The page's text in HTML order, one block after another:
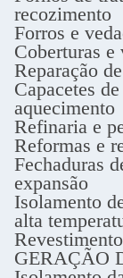
recozimento
Forros e
Coberturas e
Reparação
Capacetes
aquecimento
Refinaria e
Reformas e
Fechaduras
expansão
Isolamento
alta
GERAÇÃO